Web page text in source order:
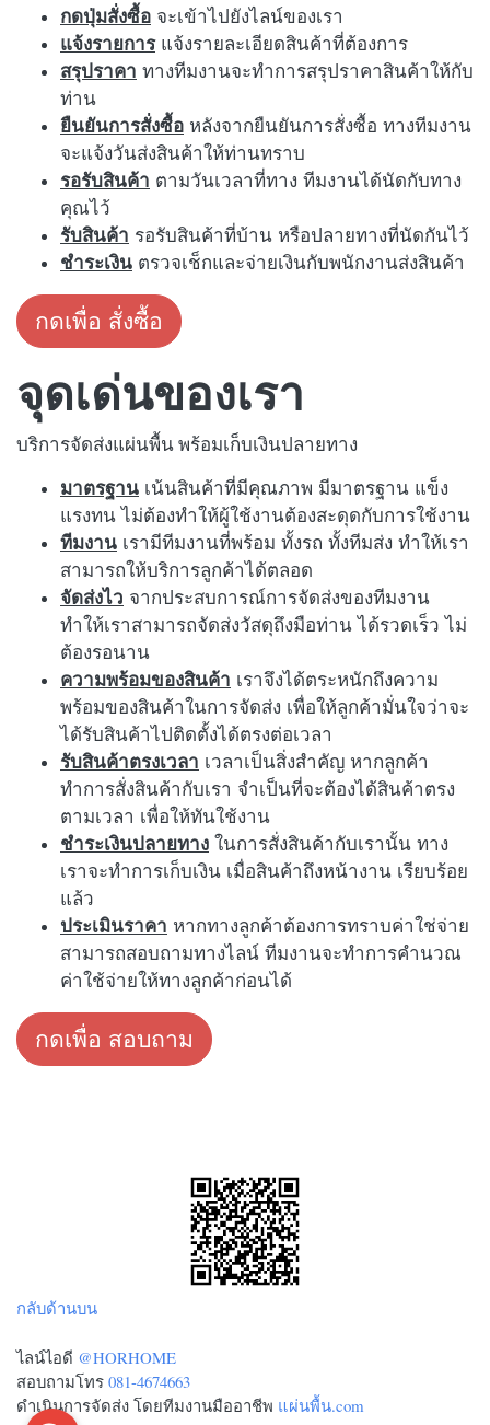
กดปุ่มสั่งซื้อ จะเข้าไปยังไลน์ของเรา
แจ้งรายการแจ้งรายละเอียดสินค้าที่ต้องการ
สรุปราคา ทางทีมงานจะทำการสรุปราคาสินค้าให้กับ
ท่าน
ยืนยันการสั่งซื้อ หลังจากยืนยันการสั่งซื้อ ทางทีมงาน
จะแจ้งวันส่งสินค้าให้ท่านทราบ
รอรับสินค้า ตามวันเวลาที่ทาง ทีมงานได้นัดกับทาง
คุณไว้
รับสินค้า รอรับสินค้าที่บ้าน หรือปลายทางที่นัดกันไว้
ชำระเงิน ตรวจเช็กและจ่ายเงินกับพนักงานส่งสินค้า
กดเพื่อ สั่งซื้อ
จุดเด่นของเรา
บริการจัดส่งแผ่นพื้น พร้อมเก็บเงินปลายทาง
มาตรฐาน เน้นสินค้าที่มีคุณภาพ มีมาตรฐาน แข็ง
แรงทน ไม่ต้องทำให้ผู้ใช้งานต้องสะดุดกับการใช้งาน
ทีมงาน เรามีทีมงานที่พร้อม ทั้งรถ ทั้งทีมส่ง ทำให้เรา
สามารถให้บริการลูกค้าได้ตลอด
จัดส่งไว จากประสบการณ์การจัดส่งของทีมงาน
ทำให้เราสามารถจัดส่งวัสดุถึงมือท่าน ได้รวดเร็ว ไม่
ต้องรอนาน
ความพร้อมของสินค้า เราจึงได้ตระหนักถึงความ
พร้อมของสินค้าในการจัดส่ง เพื่อให้ลูกค้ามั่นใจว่าจะ
ได้รับสินค้าไปติดตั้งได้ตรงต่อเวลา
รับสินค้าตรงเวลา เวลาเป็นสิ่งสำคัญ หากลูกค้า
ทำการสั่งสินค้ากับเรา จำเป็นที่จะต้องได้สินค้าตรง
ตามเวลา เพื่อให้ทันใช้งาน
ชำระเงินปลายทาง ในการสั่งสินค้ากับเรานั้น ทาง
เราจะทำการเก็บเงิน เมื่อสินค้าถึงหน้างาน เรียบร้อย
แล้ว
ประเมินราคา หากทางลูกค้าต้องการทราบค่าใช่จ่าย
สามารถสอบถามทางไลน์ ทีมงานจะทำการคำนวณ
ค่าใช้จ่ายให้ทางลูกค้าก่อนได้
กดเพื่อ สอบถาม
กลับด้านบน
ไลน์ไอดี @HORHOME
สอบถามโทร 081-4674663
ดำเนินการจัดส่ง โดยทีมงานมืออาชีพ แผ่นพื้น.com